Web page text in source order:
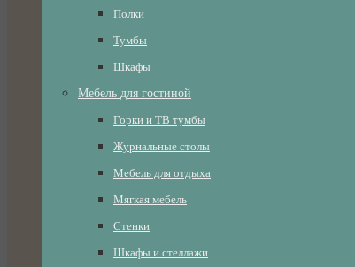
Полки
Тумбы
Шкафы
Мебель для гостиной
Горки и ТВ тумбы
Журнальные столы
Мебель для отдыха
Мягкая мебель
Стенки
Шкафы и стеллажи